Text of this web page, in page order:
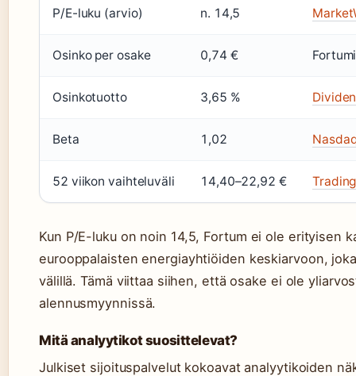
P/E-luku (arvio) n. 14,5
Osinko per osake 0,74 €
Osinkotuotto 3,65 %
Beta 1,02
52 viikon vaihteluväli 14,40–22,92 €
Kun P/E-luku on noin 14,5, Fortum ei ole erityisen
eurooppalaisten energiayhtiöiden keskiarvoon,
välillä. Tämä viittaa siihen, että osake ei ole
alennusmyynnissä.
Mitä analyytikot suosittelevat?
Julkiset sijoituspalvelut kokoavat analyytikoiden